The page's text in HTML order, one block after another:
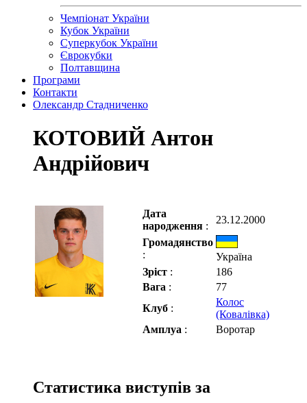
Чемпіонат України
Кубок України
Суперкубок України
Єврокубки
Полтавщина
Програми
Контакти
Олександр Стадниченко
КОТОВИЙ Антон
Андрійович
Дата
народження :
23.12.2000
Громадянство
:
Україна
Зріст :
186
Вага :
77
Клуб :
Колос
(Ковалівка)
Амплуа : Воротар
Статистика виступів за